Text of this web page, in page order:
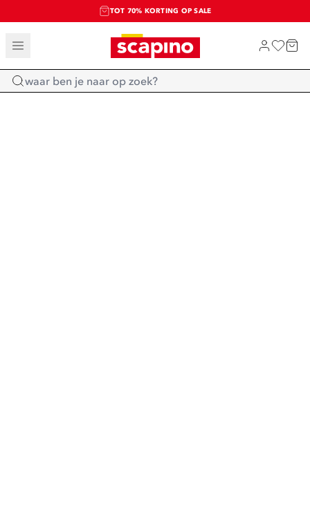
TOT 70% KORTING OP SALE
SALE: LAATSTE KANS!
SHOP NIEUW
Home